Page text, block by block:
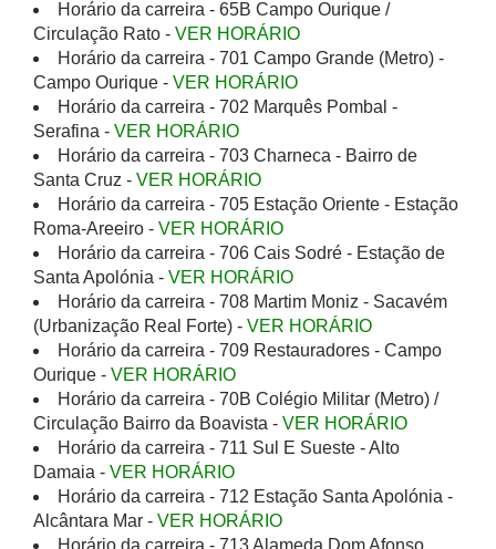
Horário da carreira - 65B Campo Ourique /
Circulação Rato - VER HORÁRIO
Horário da carreira - 701 Campo Grande (Metro) -
Campo Ourique - VER HORÁRIO
Horário da carreira - 702 Marquês Pombal -
Serafina - VER HORÁRIO
Horário da carreira - 703 Charneca - Bairro de
Santa Cruz - VER HORÁRIO
Horário da carreira - 705 Estação Oriente - Estação
Roma-Areeiro - VER HORÁRIO
Horário da carreira - 706 Cais Sodré - Estação de
Santa Apolónia - VER HORÁRIO
Horário da carreira - 708 Martim Moniz - Sacavém
(Urbanização Real Forte) - VER HORÁRIO
Horário da carreira - 709 Restauradores - Campo
Ourique - VER HORÁRIO
Horário da carreira - 70B Colégio Militar (Metro) /
Circulação Bairro da Boavista - VER HORÁRIO
Horário da carreira - 711 Sul E Sueste - Alto
Damaia - VER HORÁRIO
Horário da carreira - 712 Estação Santa Apolónia -
Alcântara Mar - VER HORÁRIO
Horário da carreira - 713 Alameda Dom Afonso